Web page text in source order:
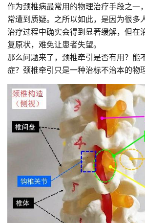
作为颈椎病最常用的物理治疗手段之一
常遭到质疑。之所以如此，是因为很多
治疗过程中确实会得到显著缓解，但在
复原状，难免让患者失望。
那么问题来了，颈椎牵引是否有用？能
症？颈椎牵引只是一种治标不治本的物